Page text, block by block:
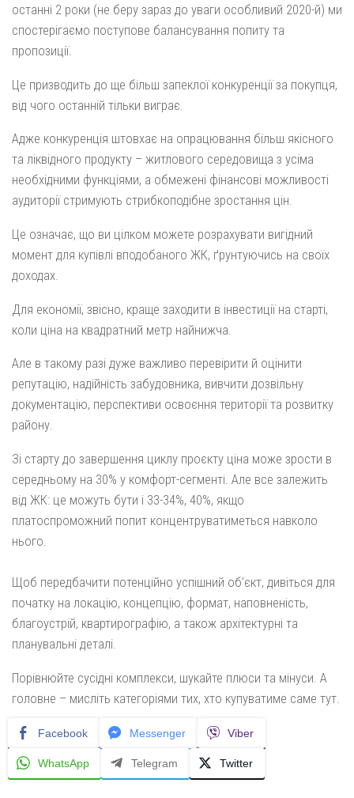
останні 2 роки (не беру зараз до уваги особливий 2020-й) ми
спостерігаємо поступове балансування попиту та
пропозиції.
Це призводить до ще більш запеклої конкуренції за покупця,
від чого останній тільки виграє.
Адже конкуренція штовхає на опрацювання більш якісного
та ліквідного продукту – житлового середовища з усіма
необхідними функціями, а обмежені фінансові можливості
аудиторії стримують стрибкоподібне зростання цін.
Це означає, що ви цілком можете розрахувати вигідний
момент для купівлі вподобаного ЖК, ґрунтуючись на своїх
доходах.
Для економії, звісно, краще заходити в інвестиції на старті,
коли ціна на квадратний метр найнижча.
Але в такому разі дуже важливо перевірити й оцінити
репутацію, надійність забудовника, вивчити дозвільну
документацію, перспективи освоєння території та розвитку
району.
Зі старту до завершення циклу проєкту ціна може зрости в
середньому на 30% у комфорт-сегменті. Але все залежить
від ЖК: це можуть бути і 33-34%, 40%, якщо
платоспроможний попит концентруватиметься навколо
нього.
Щоб передбачити потенційно успішний об’єкт, дивіться для
початку на локацію, концепцію, формат, наповненість,
благоустрій, квартирографію, а також архітектурні та
планувальні деталі.
Порівнюйте сусідні комплекси, шукайте плюси та мінуси. А
головне – мисліть категоріями тих, хто купуватиме саме тут.
Facebook Messenger Viber
WhatsApp Telegram Twitter